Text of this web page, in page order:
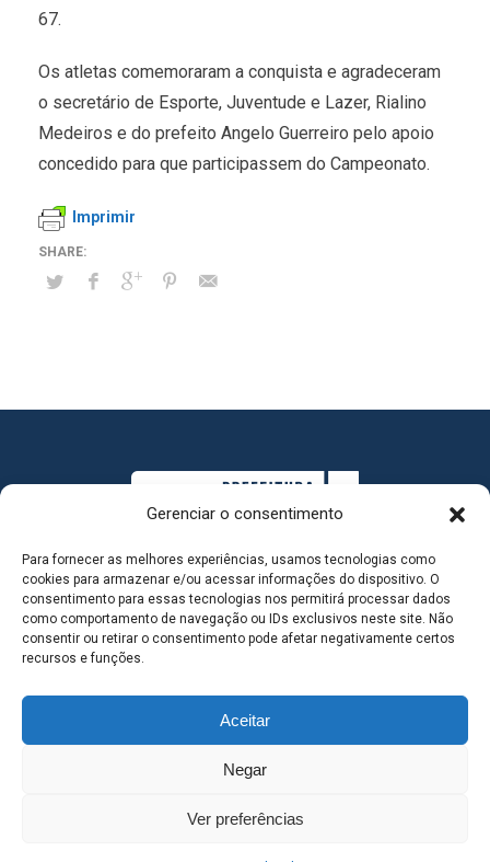
Gerenciar o consentimento
Para fornecer as melhores experiências, usamos tecnologias como
cookies para armazenar e/ou acessar informações do dispositivo. O
consentimento para essas tecnologias nos permitirá processar dados
como comportamento de navegação ou IDs exclusivos neste site. Não
consentir ou retirar o consentimento pode afetar negativamente certos
recursos e funções.
Aceitar
Negar
Ver preferências
67.
Os atletas comemoraram a conquista e agradeceram
o secretário de Esporte, Juventude e Lazer, Rialino
Medeiros e do prefeito Angelo Guerreiro pelo apoio
concedido para que participassem do Campeonato.
Imprimir
MAPA DO SITE
SEDE DO ADMINISTRATIVO MUNICIPAL - Avenida